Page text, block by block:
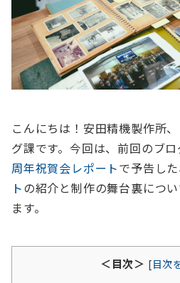
こんにちは！安田精機製作所
グ課です。今回は、前回のブロ
周年祝賀会レポートで予告した
トの紹介と制作の舞台裏につ
ます。
＜目次＞ [目次